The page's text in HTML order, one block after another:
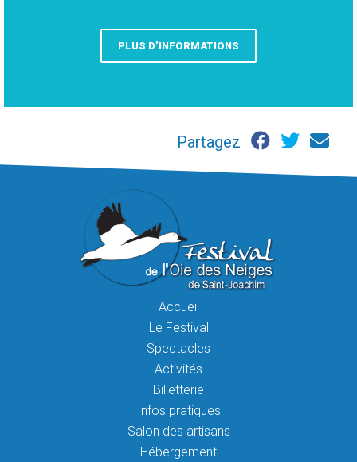
PLUS D’INFORMATIONS
Partagez
Accueil
Le Festival
Spectacles
Activités
Billetterie
Infos pratiques
Salon des artisans
Hébergement